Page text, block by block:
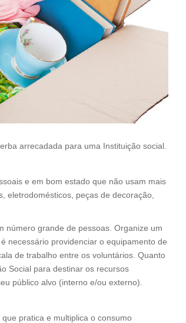
arrecadada para uma Instituição social.
e em bom estado que não usam mais
eletrodomésticos, peças de decoração,
número grande de pessoas. Organize um
necessário providenciar o equipamento de
de trabalho entre os voluntários. Quanto
Social para destinar os recursos
público alvo (interno e/ou externo).
pratica e multiplica o consumo